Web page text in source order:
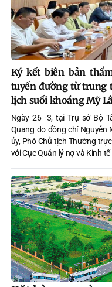
Ký kết biên bản
tuyến đường từ trung
lịch suối khoáng Mỹ
Ngày 26 -3, tại Trụ sở Bộ
Quang do đồng chí Nguyễn
ủy, Phó Chủ tịch Thường
với Cục Quản lý nợ và Kinh
dựng đường từ trung tâm
Mỹ Lâm và ký kết Biên bản